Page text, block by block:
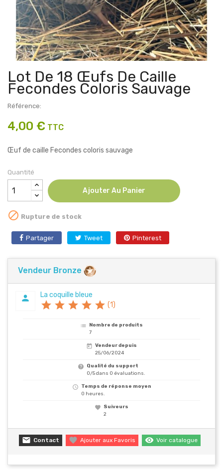
Lot De 18 Œufs De Caille
Fecondes Coloris Sauvage
Référence:
4,00 € TTC
Œuf de caille Fecondes coloris sauvage
Quantité
Ajouter Au Panier
 Rupture de stock
Partager Tweet Pinterest
Vendeur Bronze
person La coquille bleue
star star star star star (1)
list Nombre de produits
7
today Vendeur depuis
25/06/2024
help Qualité du support
0/5 dans 0 évaluations.
schedule Temps de réponse moyen
0 heures.
 Suiveurs
2
email Contact  Ajouter aux Favoris remove_red_eye Voir catalogue